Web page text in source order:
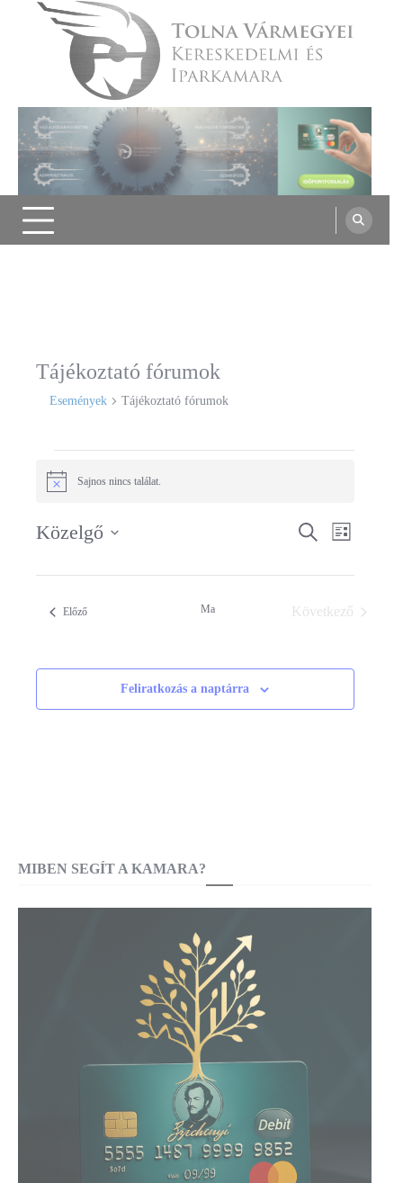
Tolna Vármegyei Kereskedelmi és
Iparkamara
Tájékoztató fórumok
Események Tájékoztató fórumok
Notice Sajnos nincs találat.
Események
nézet
Keresett
kifejezés
Lista
Közelgő
kiválasztása.
ElőzőEsemények Ma
Következő
Feliratkozás a naptárra
MIBEN SEGÍT A KAMARA?